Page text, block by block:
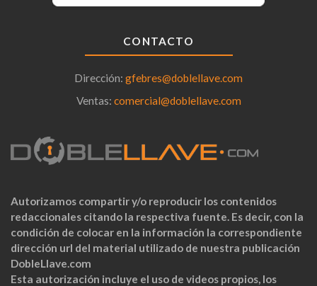
CONTACTO
Dirección: gfebres@doblellave.com
Ventas: comercial@doblellave.com
Autorizamos compartir y/o reproducir los contenidos
redaccionales citando la respectiva fuente. Es decir, con la
condición de colocar en la información la correspondiente
dirección url del material utilizado de nuestra publicación
DobleLlave.com
Esta autorización incluye el uso de videos propios, los